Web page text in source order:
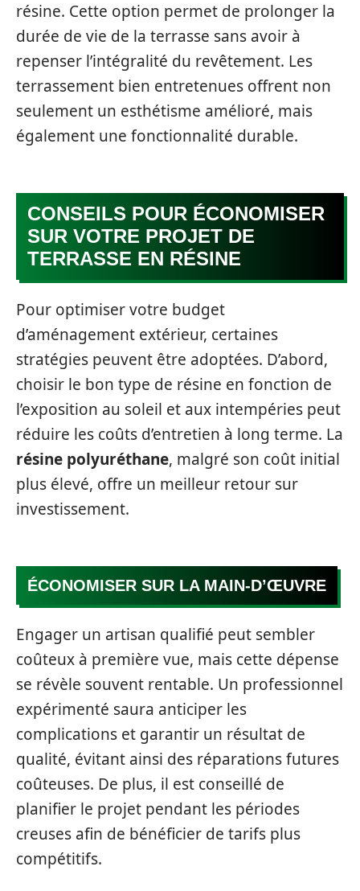
résine. Cette option permet de prolonger la
durée de vie de la terrasse sans avoir à
repenser l’intégralité du revêtement. Les
terrassement bien entretenues offrent non
seulement un esthétisme amélioré, mais
également une fonctionnalité durable.
CONSEILS POUR ÉCONOMISER
SUR VOTRE PROJET DE
TERRASSE EN RÉSINE
Pour optimiser votre budget
d’aménagement extérieur, certaines
stratégies peuvent être adoptées. D’abord,
choisir le bon type de résine en fonction de
l’exposition au soleil et aux intempéries peut
réduire les coûts d’entretien à long terme. La
résine polyuréthane, malgré son coût initial
plus élevé, offre un meilleur retour sur
investissement.
ÉCONOMISER SUR LA MAIN-D’ŒUVRE
Engager un artisan qualifié peut sembler
coûteux à première vue, mais cette dépense
se révèle souvent rentable. Un professionnel
expérimenté saura anticiper les
complications et garantir un résultat de
qualité, évitant ainsi des réparations futures
coûteuses. De plus, il est conseillé de
planifier le projet pendant les périodes
creuses afin de bénéficier de tarifs plus
compétitifs.